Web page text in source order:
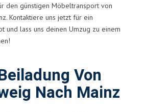
den günstigen Möbeltransport von
Kontaktiere uns jetzt für ein
und lass uns deinen Umzug zu einem
Von
Nach Mainz